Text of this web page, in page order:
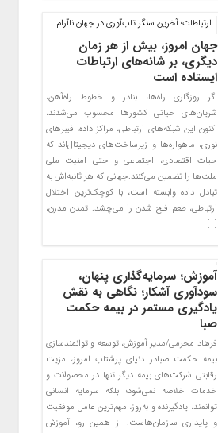
ارتباطات؛ آخرین سنگر تاب‌آوری در جهان ناآرام
جهان امروز، بیش از هر زمان
دیگری، بر شانه‌های ارتباطات
ایستاده است
اگر روزگاری راه‌ها، بنادر و خطوط راه‌آهن،
شریان‌های حیاتی کشورها محسوب می‌شدند،
اکنون این شبکه‌های ارتباطی، مراکز داده، فیبرهای
نوری، ماهواره‌ها و زیرساخت‌های دیجیتال‌اند که
حیات اقتصادی، اجتماعی و حتی امنیت ملی
ملت‌ها را تضمین می‌کنند.جهانی که هر ثانیه‌اش به
تبادل داده وابسته است، با کوچک‌ترین اختلال
ارتباطی، طعم فلج شدن را می‌چشد. تمدن مدرن،
[…]
آموزش؛ سرمایه‌گذاری پنهان،
سودآوری آشکار؛ نگاهی به نقش
یادگیری مستمر در بیمه حکمت
صبا
فرهاد محرمی/مدیر آموزش، توسعه و توانمندسازی
بیمه حکمت صبادر دنیای پرشتاب امروز، مزیت
رقابتی شرکت‌های بیمه دیگر تنها در محصولات و
خدمات خلاصه نمی‌شود؛ بلکه سرمایه انسانی
توانمند، یادگیرنده و به‌روز، مهم‌ترین عامل موفقیت
و پایداری سازمان‌هاست. از همین رو، آموزش